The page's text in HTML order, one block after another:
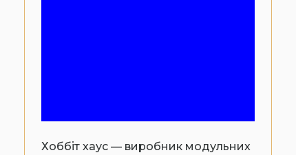
Хоббіт хаус — виробник модульних